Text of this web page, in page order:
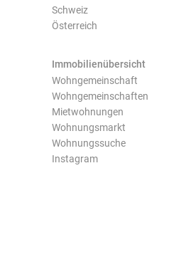
Schweiz
Österreich
Immobilienübersicht
Wohngemeinschaft
Wohngemeinschaften
Mietwohnungen
Wohnungsmarkt
Wohnungssuche
Instagram